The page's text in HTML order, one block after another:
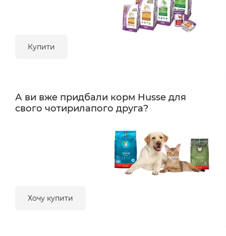
Купити
А ви вже придбали корм Husse для
свого чотирилапого друга?
Хочу купити